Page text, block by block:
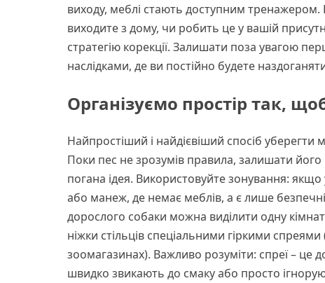
виходу, меблі стають доступним
виходите з дому, чи робить це у вашій
стратегію корекції. Залишати поза увагою
наслідками, де ви постійно будете
Організуємо простір так,
Найпростіший і найдієвіший спосіб
Поки пес не зрозумів правила, залишати його
погана ідея. Використовуйте зонування:
або манеж, де немає меблів, а є лише
дорослого собаки можна виділити одну
ніжки стільців спеціальними гіркими
зоомагазинах). Важливо розуміти: спреї – це
швидко звикають до смаку або просто